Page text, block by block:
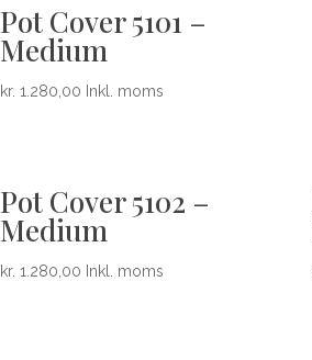
Pot Cover 5101 –
Medium
kr. 1.280,00 Inkl. moms
Pot Cover 5102 –
Medium
kr. 1.280,00 Inkl. moms